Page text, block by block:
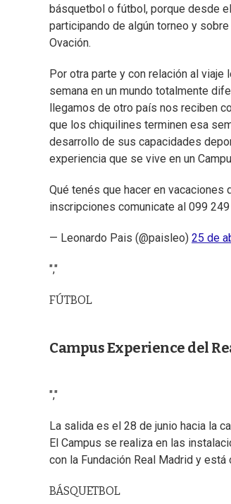
básquetbol o fútbol, porque desde
participando de algún torneo y
Ovación.
Por otra parte y con relación al
semana en un mundo totalmente
llegamos de otro país nos reciben
que los chiquilines terminen esa
desarrollo de sus capacidades
experiencia que se vive en un
Qué tenés que hacer en
inscripciones comunicate al 099
— Leonardo Pais (@paisleo) 25 de
","
FÚTBOL
Campus Experience del
","
La salida es el 28 de junio hacia la
El Campus se realiza en las
con la Fundación Real Madrid y
BÁSQUETBOL